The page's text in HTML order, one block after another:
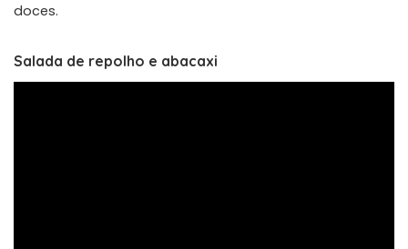
doces.
Salada de repolho e abacaxi